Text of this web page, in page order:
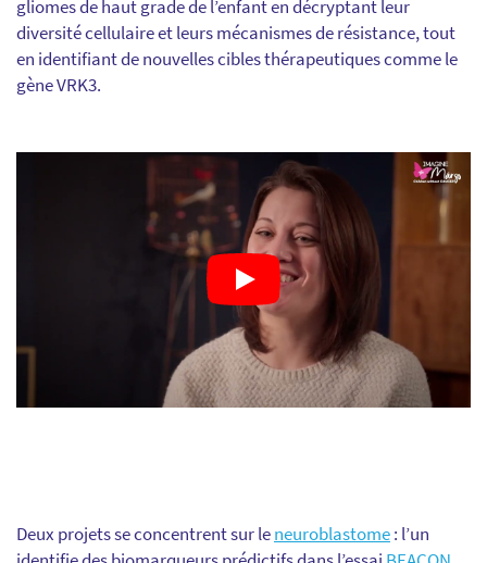
gliomes de haut grade de l’enfant en décryptant leur
diversité cellulaire et leurs mécanismes de résistance, tout
en identifiant de nouvelles cibles thérapeutiques comme le
gène VRK3.
Deux projets se concentrent sur leneuroblastome: l’un